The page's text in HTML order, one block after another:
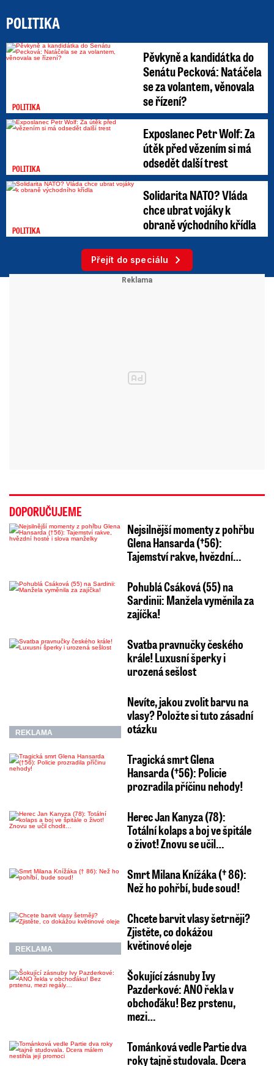
POLITIKA
POLITIKA
Pěvkyně a kandidátka do
Senátu Pecková: Natáčela
se za volantem, věnovala
se řízení?
POLITIKA
Exposlanec Petr Wolf: Za
útěk před vězením si má
odsedět další trest
POLITIKA
Solidarita NATO? Vláda
chce ubrat vojáky k
obraně východního křídla
Přejít do speciálu
DOPORUČUJEME
Nejsilnější momenty z pohřbu
Glena Hansarda (†56):
Tajemství rakve, hvězdní…
Pohublá Csáková (55) na
Sardinii: Manžela vyměnila za
zajíčka!
Svatba pravnučky českého
krále! Luxusní šperky i
urozená sešlost
REKLAMA
Nevíte, jakou zvolit barvu na
vlasy? Položte si tuto zásadní
otázku
Tragická smrt Glena
Hansarda (†56): Policie
prozradila příčinu nehody!
Herec Jan Kanyza (78):
Totální kolaps a boj ve špitále
o život! Znovu se učil…
Smrt Milana Knížáka († 86):
Než ho pohřbí, bude soud!
REKLAMA
Chcete barvit vlasy šetrněji?
Zjistěte, co dokážou
květinové oleje
Šokující zásnuby Ivy
Pazderkové: ANO řekla v
obchoďáku! Bez prstenu,
mezi…
Tománková vedle Partie dva
roky tajně studovala. Dcera